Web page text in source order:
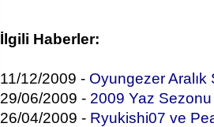
İlgili Haberler:
11/12/2009 - Oyungezer Aralık
29/06/2009 - 2009 Yaz Sezonu
26/04/2009 - Ryukishi07 ve